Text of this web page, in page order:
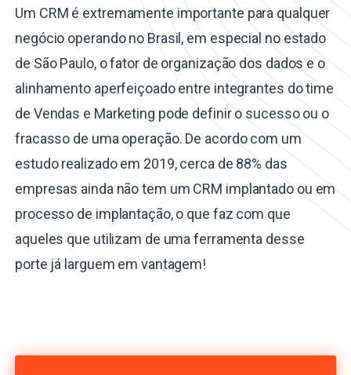
Um CRM é extremamente importante para qualquer
negócio operando no Brasil, em especial no estado
de São Paulo, o fator de organização dos dados e o
alinhamento aperfeiçoado entre integrantes do time
de Vendas e Marketing pode definir o sucesso ou o
fracasso de uma operação. De acordo com um
estudo realizado em 2019, cerca de 88% das
empresas ainda não tem um CRM implantado ou em
processo de implantação, o que faz com que
aqueles que utilizam de uma ferramenta desse
porte já larguem em vantagem!